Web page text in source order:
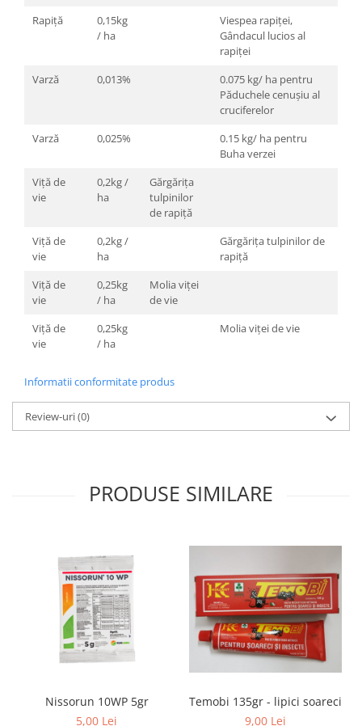
Rapiță
0,15kg
/ ha
Viespea rapiţei,
Gândacul lucios al
rapiţei
Varză
0,013%
0.075 kg/ ha pentru
Păduchele cenuşiu al
cruciferelor
Varză
0,025%
0.15 kg/ ha pentru
Buha verzei
Viță de
vie
0,2kg /
ha
Gărgărița
tulpinilor
de rapiță
Viță de
vie
0,2kg /
ha
Gărgăriţa tulpinilor de
rapiţă
Viță de
vie
0,25kg
/ ha
Molia viței
de vie
Viță de
vie
0,25kg
/ ha
Molia viţei de vie
Informatii conformitate produs
Review-uri(0)
PRODUSE SIMILARE
Nissorun 10WP 5gr
5,00 Lei
Temobi 135gr - lipici soareci
9,00 Lei